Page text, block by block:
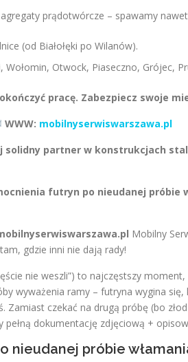
prądotwórcze – spawamy
(od Białołęki po Wilanów).
Wołomin, Otwock, Piaseczno, Grójec,
pracę. Zabezpiecz swoje
WWW: mobilnyserwiswarszawa.pl
solidny partner w konstrukcjach
futryn po nieudanej próbie
Mobilny
gdzie inni nie dają rady!
nie weszli”) to najczęstszy
wyważenia ramy – futryna wygina
Zamiast czekać na drugą próbę (bo
dokumentację zdjęciową +
nieudanej próbie